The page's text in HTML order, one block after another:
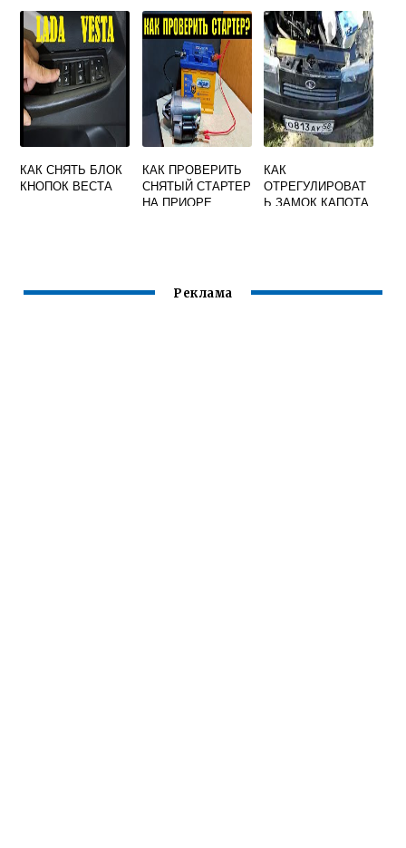
КЛАПАНОВ С
КОНДИЦИОНЕРО
М БЕЗ СПЕЦ
КЛЮЧА
КАК СНЯТЬ БЛОК
КНОПОК ВЕСТА
КАК ПРОВЕРИТЬ
СНЯТЫЙ СТАРТЕР
НА ПРИОРЕ
КАК
ОТРЕГУЛИРОВАТ
Ь ЗАМОК КАПОТА
Реклама